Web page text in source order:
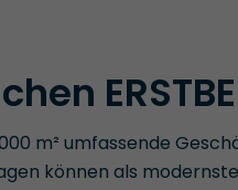
m² umfassende
können als